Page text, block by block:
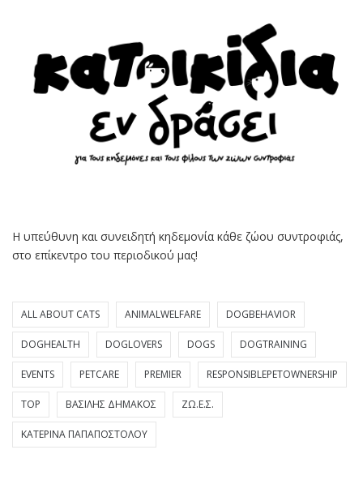
Η υπεύθυνη και συνειδητή κηδεμονία κάθε ζώου συντροφιάς,
στο επίκεντρο του περιοδικού μας!
ALL ABOUT CATS ANIMALWELFARE DOGBEHAVIOR
DOGHEALTH DOGLOVERS DOGS DOGTRAINING
EVENTS PETCARE PREMIER RESPONSIBLEPETOWNERSHIP
TOP ΒΑΣΊΛΗΣ ΔΗΜΆΚΟΣ ΖΩ.Ε.Σ.
ΚΑΤΕΡΊΝΑ ΠΑΠΑΠΟΣΤΌΛΟΥ